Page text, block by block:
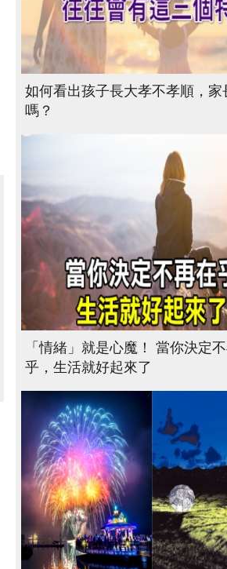
如何看出孩子長大孝不孝順，家
嗎？
「情緒」就是心魔！ 當你決定
乎，生活就好起來了